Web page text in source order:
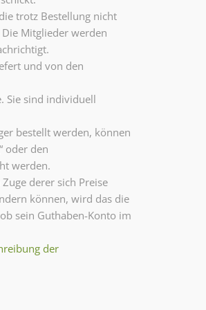
trotz Bestellung nicht
Mitglieder werden
und von den
Sie sind individuell
bestellt werden, können
oder den
werden.
derer sich Preise
können, wird das die
sein Guthaben-Konto im
der